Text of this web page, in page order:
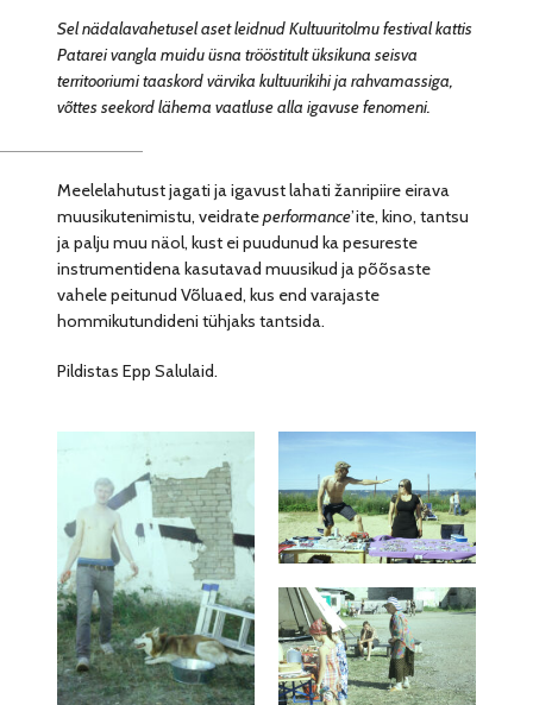
Sel nädalavahetusel aset leidnud Kultuuritolmu festival kattis
Patarei vangla muidu üsna trööstitult üksikuna seisva
territooriumi taaskord värvika kultuurikihi ja rahvamassiga,
võttes seekord lähema vaatluse alla igavuse fenomeni.
Meelelahutust jagati ja igavust lahati žanripiire eirava
muusikutenimistu, veidrateperformance’ite, kino, tantsu
ja palju muu näol, kust ei puudunud ka pesureste
instrumentidena kasutavad muusikud ja põõsaste
vahele peitunud Võluaed, kus end varajaste
hommikutundideni tühjaks tantsida.
Pildistas Epp Salulaid.